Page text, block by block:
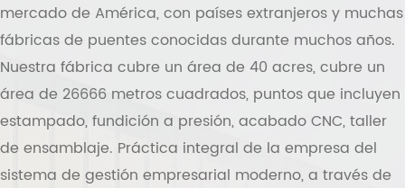
mercado de América, con países extranjeros y muchas
fábricas de puentes conocidas durante muchos años.
Nuestra fábrica cubre un área de 40 acres, cubre un
área de 26666 metros cuadrados, puntos que incluyen
estampado, fundición a presión, acabado CNC, taller
de ensamblaje. Práctica integral de la empresa del
sistema de gestión empresarial moderno, a través de